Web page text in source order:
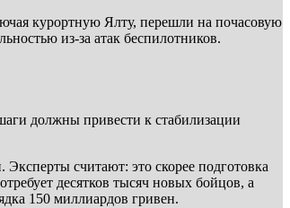
курортную Ялту, перешли на почасовую
из-за атак беспилотников.
должны привести к стабилизации
считают: это скорее подготовка
десятков тысяч новых бойцов, а
150 миллиардов гривен.